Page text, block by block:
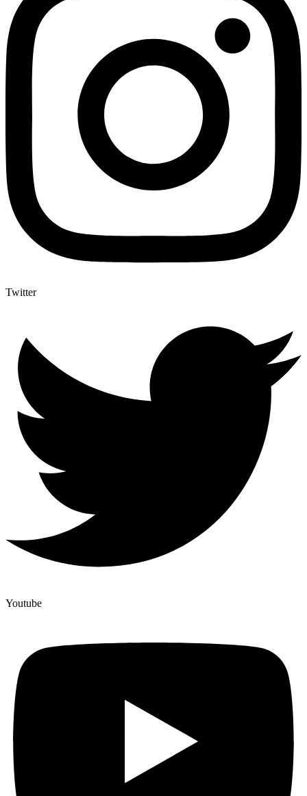
Twitter
Youtube